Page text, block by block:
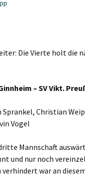
Die Vierte holt die
– SV Vikt.
Sprankel, Christian
Vogel
Mannschaft
und nur noch
war an